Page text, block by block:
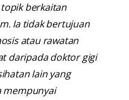
berkaitan
Ia tidak bertujuan
atau rawatan
daripada doktor gigi
lain yang
mempunyai